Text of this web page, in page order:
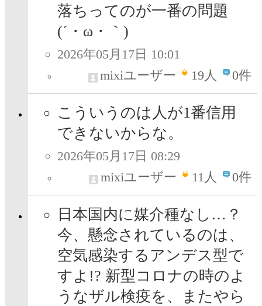
落ちってのが一番の問題
(´・ω・｀)
2026年05月17日 10:01
mixiユーザー
19人 0件
こういうのは人が1番信用
できないからな。
2026年05月17日 08:29
mixiユーザー
11人 0件
日本国内に媒介種なし…？
今、懸念されているのは、
空気感染するアンデス型で
すよ!? 新型コロナの時のよ
うなザル検疫を、またやら